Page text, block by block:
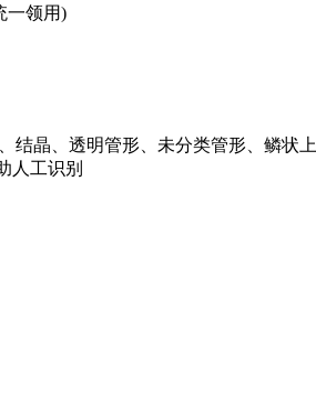
一领用)
结晶、透明管形、未分类管形、鳞状上
人工识别